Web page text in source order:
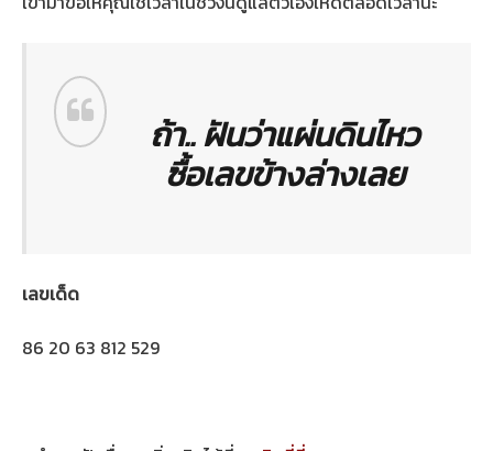
ถ้า..ฝันว่าแผ่นดินไหว
ซื้อเลขข้างล่างเลย
เลขเด็ด
86 20 63 812 529